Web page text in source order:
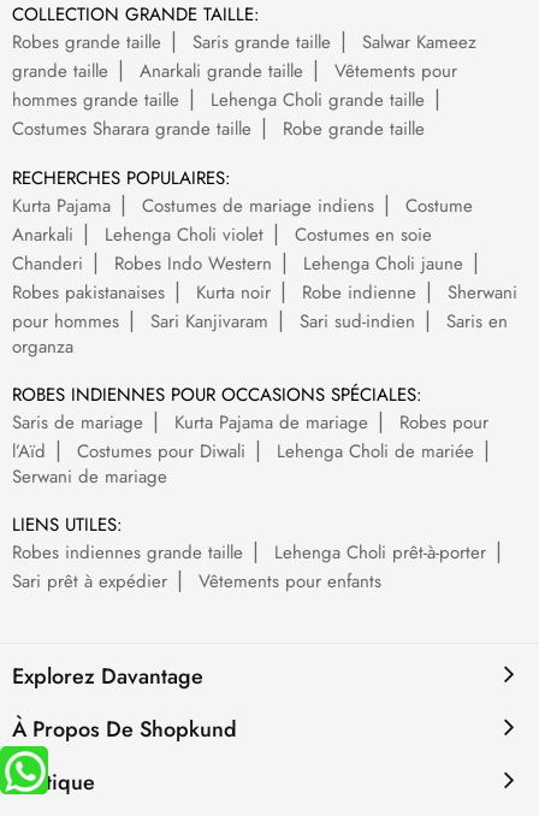
COLLECTION GRANDE TAILLE:
Robes grande taille
Saris grande taille
Salwar Kameez
grande taille
Anarkali grande taille
Vêtements pour
hommes grande taille
Lehenga Choli grande taille
Costumes Sharara grande taille
Robe grande taille
RECHERCHES POPULAIRES:
Kurta Pajama
Costumes de mariage indiens
Costume
Anarkali
Lehenga Choli violet
Costumes en soie
Chanderi
Robes Indo Western
Lehenga Choli jaune
Robes pakistanaises
Kurta noir Robe indienne
Sherwani
pour hommes
Sari Kanjivaram Sari sud-indien
Saris en
organza
ROBES INDIENNES POUR OCCASIONS SPÉCIALES:
Saris de mariage
Kurta Pajama de mariage
Robes pour
l’Aïd
Costumes pour Diwali
Lehenga Choli de mariée
Serwani de mariage
LIENS UTILES:
Robes indiennes grande taille
Lehenga Choli prêt-à-porter
Sari prêt à expédier
Vêtements pour enfants
Explorez Davantage
À Propos De Shopkund
Politique